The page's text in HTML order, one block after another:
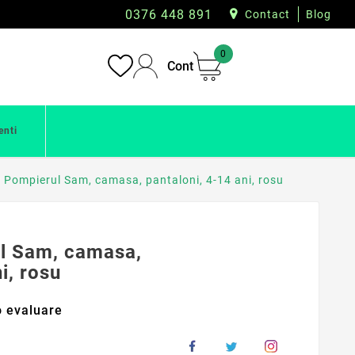
0376 448 891 Contact Blog
Cont
0
Pompierul Sam, camasa, pantaloni, 4-14 ani, rosu
Sam, camasa,
rosu
evaluare